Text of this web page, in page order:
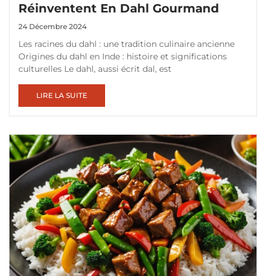
Réinventent En Dahl Gourmand
24 Décembre 2024
Les racines du dahl : une tradition culinaire ancienne
Origines du dahl en Inde : histoire et significations
culturelles Le dahl, aussi écrit dal, est
LIRE LA SUITE